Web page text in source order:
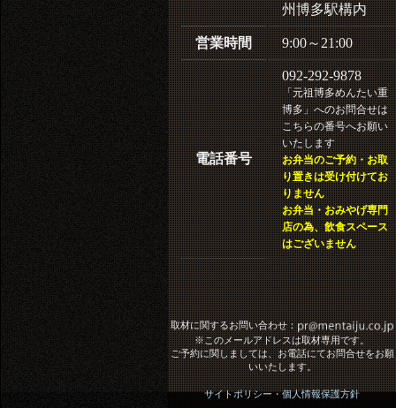
州博多駅構内
営業時間 9:00～21:00
電話番号
092-292-9878
「元祖博多めんたい重
博多」へのお問合せは
こちらの番号へお願い
いたします
お弁当のご予約・お取
り置きは受け付けてお
りません
お弁当・おみやげ専門
店の為、飲食スペース
はございません
取材に関するお問い合わせ：
※このメールアドレスは取材専用です。
ご予約に関しましては、お電話にてお問合せをお願
いいたします。
サイトポリシー・個人情報保護方針